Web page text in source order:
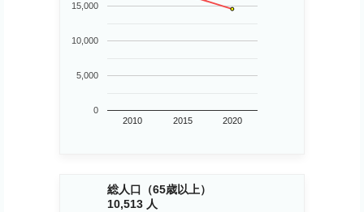
2010 2015 2020
0
5,000
10,000
15,000
総人口（65歳以上）
10,513 人